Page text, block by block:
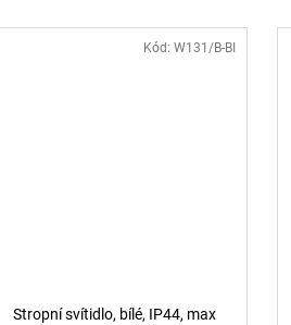
Stropní svítidlo, bílé, IP44, max
Kód:W131/B-BI